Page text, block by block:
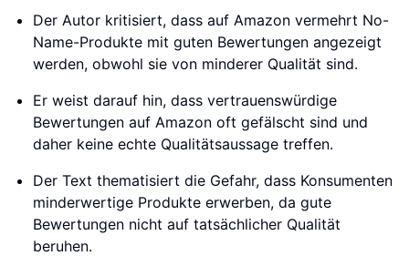
Der Autor kritisiert, dass auf Amazon vermehrt No-
Name-Produkte mit guten Bewertungen angezeigt
werden, obwohl sie von minderer Qualität sind.
Er weist darauf hin, dass vertrauenswürdige
Bewertungen auf Amazon oft gefälscht sind und
daher keine echte Qualitätsaussage treffen.
Der Text thematisiert die Gefahr, dass Konsumenten
minderwertige Produkte erwerben, da gute
Bewertungen nicht auf tatsächlicher Qualität
beruhen.